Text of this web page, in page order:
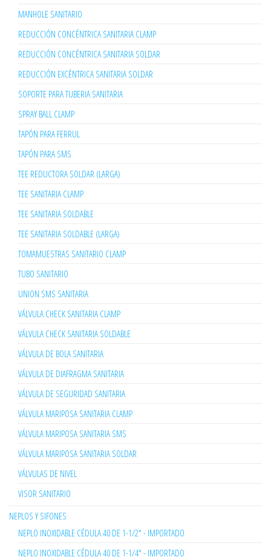
MANHOLE SANITARIO
REDUCCIÓN CONCÉNTRICA SANITARIA CLAMP
REDUCCIÓN CONCÉNTRICA SANITARIA SOLDAR
REDUCCIÓN EXCÉNTRICA SANITARIA SOLDAR
SOPORTE PARA TUBERIA SANITARIA
SPRAY BALL CLAMP
TAPÓN PARA FERRUL
TAPÓN PARA SMS
TEE REDUCTORA SOLDAR (LARGA)
TEE SANITARIA CLAMP
TEE SANITARIA SOLDABLE
TEE SANITARIA SOLDABLE (LARGA)
TOMAMUESTRAS SANITARIO CLAMP
TUBO SANITARIO
UNION SMS SANITARIA
VÁLVULA CHECK SANITARIA CLAMP
VÁLVULA CHECK SANITARIA SOLDABLE
VÁLVULA DE BOLA SANITARIA
VÁLVULA DE DIAFRAGMA SANITARIA
VÁLVULA DE SEGURIDAD SANITARIA
VÁLVULA MARIPOSA SANITARIA CLAMP
VÁLVULA MARIPOSA SANITARIA SMS
VÁLVULA MARIPOSA SANITARIA SOLDAR
VÁLVULAS DE NIVEL
VISOR SANITARIO
NEPLOS Y SIFONES
NEPLO INOXIDABLE CÉDULA 40 DE 1-1/2" - IMPORTADO
NEPLO INOXIDABLE CÉDULA 40 DE 1-1/4" - IMPORTADO